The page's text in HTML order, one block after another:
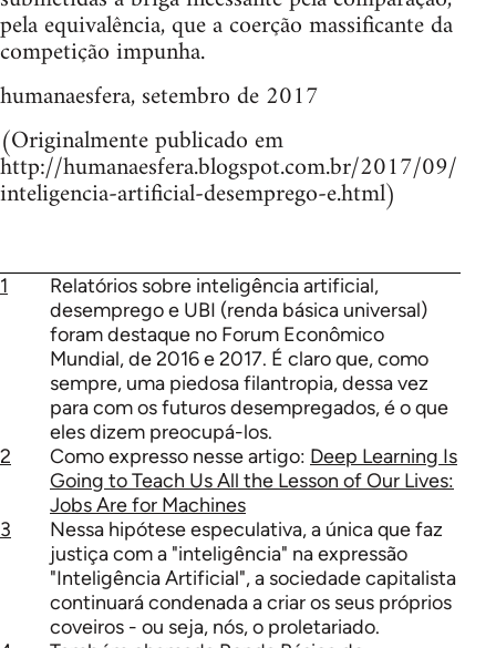
pela equivalência, que a coerção massificante da
competição impunha.
humanaesfera, setembro de 2017
(Originalmente publicado em
http://humanaesfera.blogspot.com.br/2017/09/
inteligencia-artificial-desemprego-e.html)
1
Relatórios sobre inteligência artificial,
desemprego e UBI (renda básica universal)
foram destaque no Forum Econômico
Mundial, de 2016 e 2017. É claro que, como
sempre, uma piedosa filantropia, dessa vez
para com os futuros desempregados, é o que
eles dizem preocupá-los.
2
Como expresso nesse artigo: Deep Learning Is
Going to Teach Us All the Lesson of Our Lives:
Jobs Are for Machines
3
Nessa hipótese especulativa, a única que faz
justiça com a "inteligência" na expressão
"Inteligência Artificial", a sociedade capitalista
continuará condenada a criar os seus próprios
coveiros - ou seja, nós, o proletariado.